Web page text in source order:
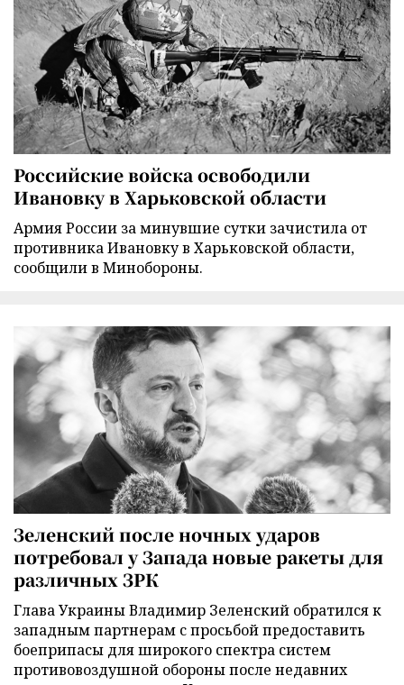
Российские войска освободили
Ивановку в Харьковской области
Армия России за минувшие сутки зачистила от
противника Ивановку в Харьковской области,
сообщили в Минобороны.
Зеленский после ночных ударов
потребовал у Запада новые ракеты для
различных ЗРК
Глава Украины Владимир Зеленский обратился к
западным партнерам с просьбой предоставить
боеприпасы для широкого спектра систем
противовоздушной обороны после недавних